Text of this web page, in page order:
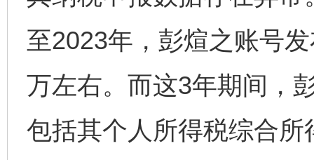
至2023年，彭煊之账号
万左右。而这3年期间，
包括其个人所得税综合